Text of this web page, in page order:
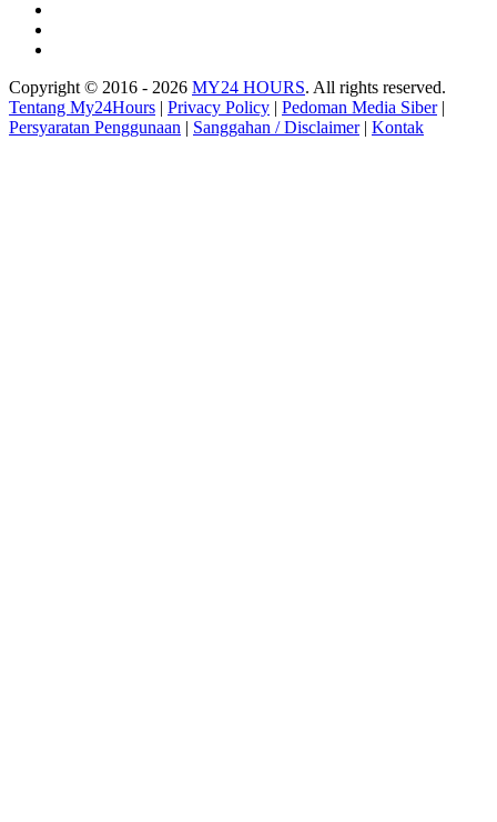
Copyright © 2016 - 2026 MY24 HOURS. All rights reserved.
Tentang My24Hours | Privacy Policy | Pedoman Media Siber|
Persyaratan Penggunaan | Sanggahan / Disclaimer| Kontak